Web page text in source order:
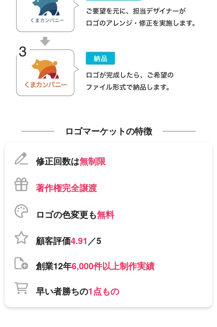
ロゴマーケットの特徴
修正回数は無制限
著作権完全譲渡
ロゴの色変更も無料
顧客評価4.91／5
創業12年6,000件以上制作実績
早い者勝ちの1点もの